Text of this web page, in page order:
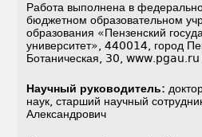
Работа выполнена в
бюджетном образовательном
образования «Пензенский
университет», 440014, город
Ботаническая, 30, www.pgau.ru
Научный руководитель:
наук, старший научный
Александрович